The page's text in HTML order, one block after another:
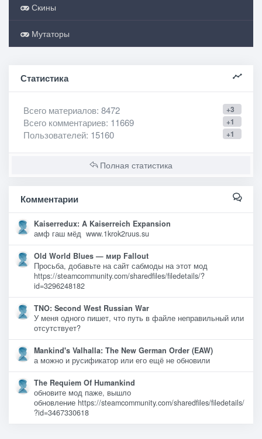
Скины
Мутаторы
Статистика
+3
Всего материалов: 8472
+1
Всего комментариев: 11669
+1
Пользователей: 15160
Полная статистика
Комментарии
Kaiserredux: A Kaiserreich Expansion
амф гаш мёд www.1krok2ruus.su
Old World Blues — мир Fallout
Просьба, добавьте на сайт сабмоды на этот мод
https://steamcommunity.com/sharedfiles/filedetails/?
id=3296248182
TNO: Second West Russian War
У меня одного пишет, что путь в файле неправильный или
отсутствует?
Mankind's Valhalla: The New German Order (EAW)
а можно и русификатор или его ещё не обновили
The Requiem Of Humankind
обновите мод паже, вышло
обновление https://steamcommunity.com/sharedfiles/filedetails/
?id=3467330618